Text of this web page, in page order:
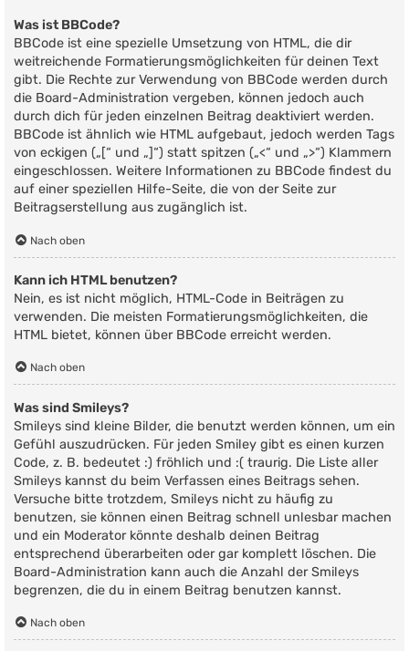
Was ist BBCode?
BBCode ist eine spezielle Umsetzung von HTML, die dir
weitreichende Formatierungsmöglichkeiten für deinen Text
gibt. Die Rechte zur Verwendung von BBCode werden durch
die Board-Administration vergeben, können jedoch auch
durch dich für jeden einzelnen Beitrag deaktiviert werden.
BBCode ist ähnlich wie HTML aufgebaut, jedoch werden Tags
von eckigen („[“ und „]“) statt spitzen („<“ und „>“) Klammern
eingeschlossen. Weitere Informationen zu BBCode findest du
auf einer speziellen Hilfe-Seite, die von der Seite zur
Beitragserstellung aus zugänglich ist.
Nach oben
Kann ich HTML benutzen?
Nein, es ist nicht möglich, HTML-Code in Beiträgen zu
verwenden. Die meisten Formatierungsmöglichkeiten, die
HTML bietet, können über BBCode erreicht werden.
Nach oben
Was sind Smileys?
Smileys sind kleine Bilder, die benutzt werden können, um ein
Gefühl auszudrücken. Für jeden Smiley gibt es einen kurzen
Code, z. B. bedeutet :) fröhlich und :( traurig. Die Liste aller
Smileys kannst du beim Verfassen eines Beitrags sehen.
Versuche bitte trotzdem, Smileys nicht zu häufig zu
benutzen, sie können einen Beitrag schnell unlesbar machen
und ein Moderator könnte deshalb deinen Beitrag
entsprechend überarbeiten oder gar komplett löschen. Die
Board-Administration kann auch die Anzahl der Smileys
begrenzen, die du in einem Beitrag benutzen kannst.
Nach oben